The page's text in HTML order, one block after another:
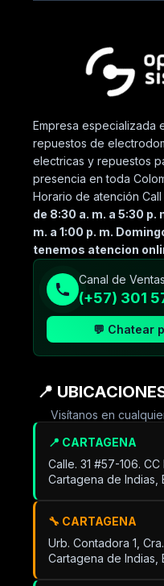
Empresa especializada
repuestos de
electricas y repuestos
presencia en toda
Horario de atención Call
de 8:30 a. m. a 5:30 p.
m. a 1:00 p. m.
tenemos atencion
Canal de
(+57) 301
💬 Chatear
📍
Visítanos en
📍 CARTAGENA
Calle. 31 #57-106.
Cartagena de Indias,
🔧 CARTAGENA
Urb. Contadora 1,
Cartagena de Indias,